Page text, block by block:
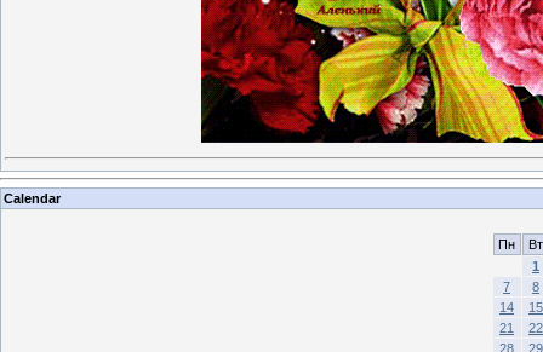
Calendar
Пн
Вт
1
7
8
14
15
21
22
28
29